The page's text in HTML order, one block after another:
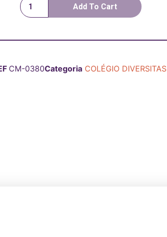
Add To Cart
CM-0380Categoria COLÉGIO DIVERSITAS